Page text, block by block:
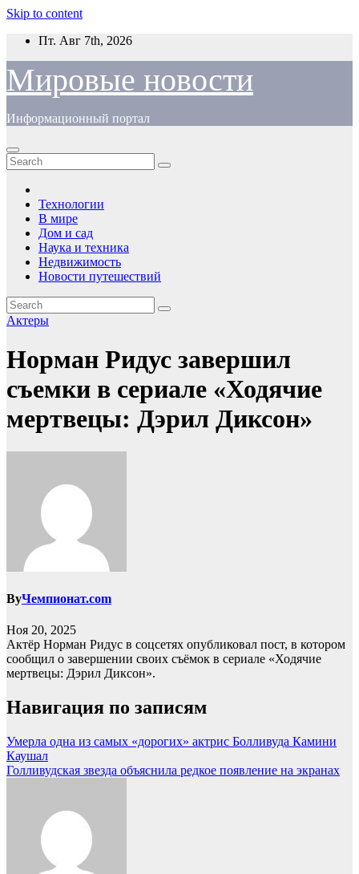
Skip to content
Пт. Авг 7th, 2026
Мировые новости
Информационный портал
Технологии
В мире
Дом и сад
Наука и техника
Недвижимость
Новости путешествий
Актеры
Норман Ридус завершил
съемки в сериале «Ходячие
мертвецы: Дэрил Диксон»
ByЧемпионат.com
Ноя 20, 2025
Актёр Норман Ридус в соцсетях опубликовал пост, в котором
сообщил о завершении своих съёмок в сериале «Ходячие
мертвецы: Дэрил Диксон».
Навигация по записям
Умерла одна из самых «дорогих» актрис Болливуда Камини
Каушал
Голливудская звезда объяснила редкое появление на экранах